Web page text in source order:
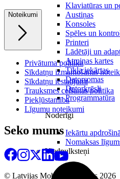
Klaviatūras un
Austiņas
Konsoles
Spēles un
Printeri
Lādētāji un
Atmiņas kartes
Tīkla iekārtas
Datorsomas
Datorkrēsli
Programmatūra
Noderīgi
Iekārtu
Nomaksas
Viedpulksteņi
Noteikumi
Privātuma politika
Sīkdatņu izmantošanas
Sīkdatņu iestatījumi
Trauksmes celšanas politika
Piekļūstamība
Līgumu noteikumi
Seko mums
© Latvijas Mobilais Telefons 2026